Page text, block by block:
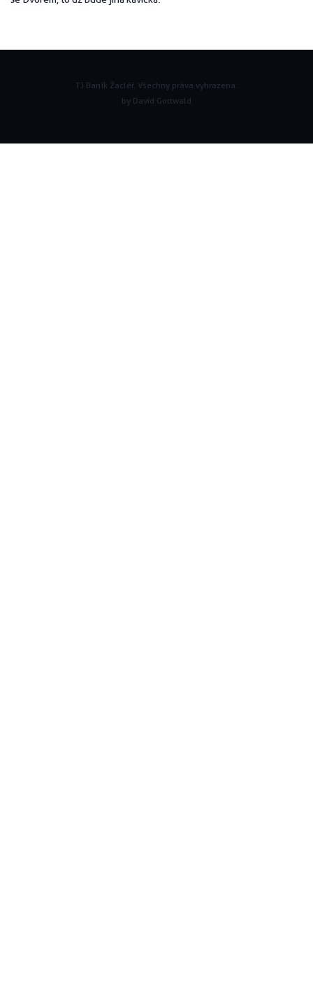
TJ Baník Žacléř. Všechny práva vyhrazena.
by David Gottwald